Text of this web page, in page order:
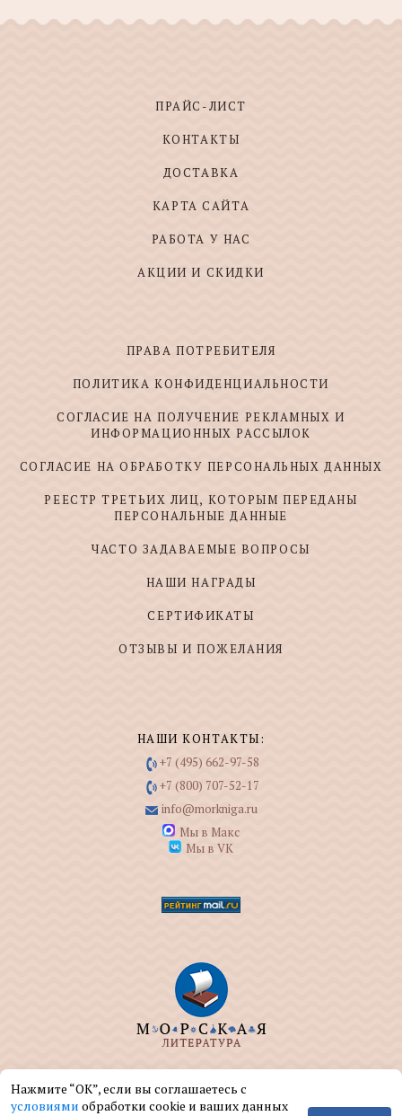
ПРАЙС-ЛИСТ
КОНТАКТЫ
ДОСТАВКА
КАРТА САЙТА
РАБОТА У НАС
АКЦИИ И СКИДКИ
ПРАВА ПОТРЕБИТЕЛЯ
ПОЛИТИКА КОНФИДЕНЦИАЛЬНОСТИ
СОГЛАСИЕ НА ПОЛУЧЕНИЕ РЕКЛАМНЫХ И
ИНФОРМАЦИОННЫХ РАССЫЛОК
СОГЛАСИЕ НА ОБРАБОТКУ ПЕРСОНАЛЬНЫХ ДАННЫХ
РЕЕСТР ТРЕТЬИХ ЛИЦ, КОТОРЫМ ПЕРЕДАНЫ
ПЕРСОНАЛЬНЫЕ ДАННЫЕ
ЧАСТО ЗАДАВАЕМЫЕ ВОПРОСЫ
НАШИ НАГРАДЫ
СЕРТИФИКАТЫ
ОТЗЫВЫ И ПОЖЕЛАНИЯ
НАШИ КОНТАКТЫ:
+7 (495) 662-97-58
+7 (800) 707-52-17
info@morkniga.ru
Мы в Макс
Мы в VK
ООО "МОРКНИГА" занимается изданием и
реализацией книг на морскую тематику.
Нажмите “ОК”, если вы соглашаетесь с
условиями обработки cookie и ваших данных